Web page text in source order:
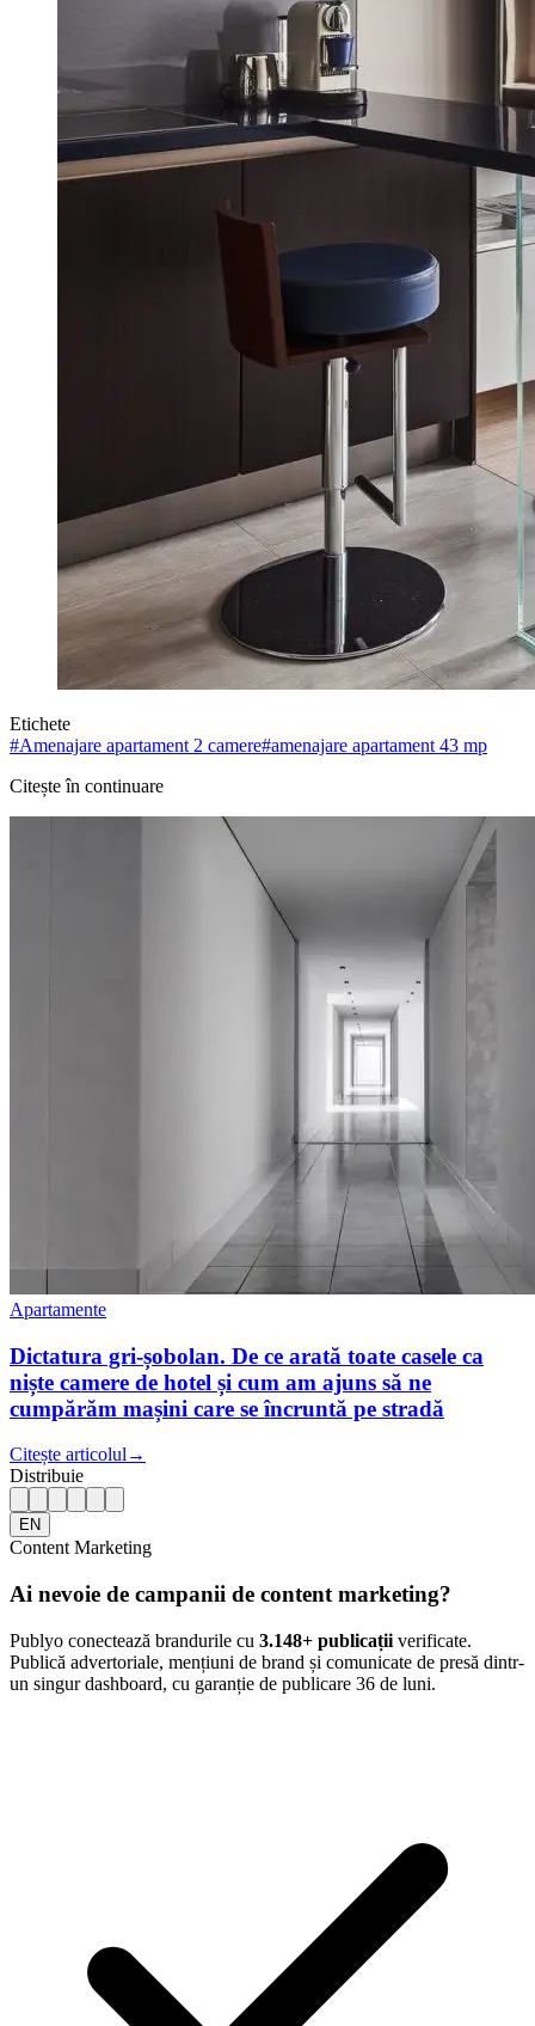
Etichete
#Amenajare apartament 2 camere#amenajare apartament 43 mp
Citește în continuare
Apartamente
Dictatura gri-șobolan. De ce arată toate casele ca
niște camere de hotel și cum am ajuns să ne
cumpărăm mașini care se încruntă pe stradă
Citește articolul →
Distribuie
EN
Content Marketing
Ai nevoie de campanii de content marketing?
Publyo conectează brandurile cu 3.148+ publicații verificate.
Publică advertoriale, mențiuni de brand și comunicate de presă dintr-
un singur dashboard, cu garanție de publicare 36 de luni.